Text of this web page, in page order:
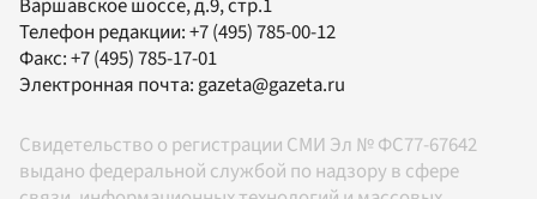
Телефон редакции:+7 (495) 785-00-12
Факс:+7 (495) 785-17-01
Электронная почта: gazeta@gazeta.ru
Свидетельство о регистрации СМИ Эл № ФС77-67642
выдано федеральной службой по надзору в сфере